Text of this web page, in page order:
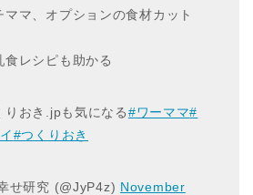
マ、オプションの食材カット
レシピも助かる
りおき.jpも気になる#ワーママ#
#つくりおき
せ研究 (@JyP4z) November